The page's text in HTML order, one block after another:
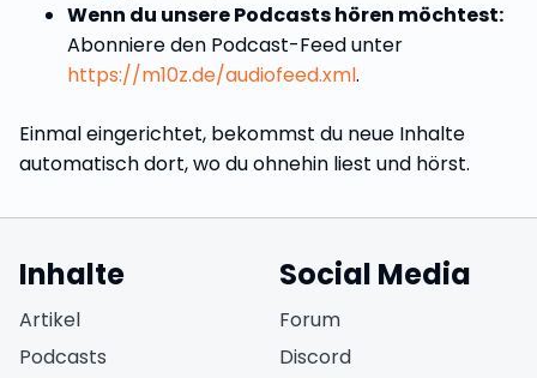
Wenn du unsere Podcasts hören möchtest:
Abonniere den Podcast-Feed unter
https://m10z.de/audiofeed.xml.
Einmal eingerichtet, bekommst du neue Inhalte
automatisch dort, wo du ohnehin liest und hörst.
Inhalte
Artikel
Podcasts
Social Media
Forum(öffnet in neuem
Discord(öffnet in neuem